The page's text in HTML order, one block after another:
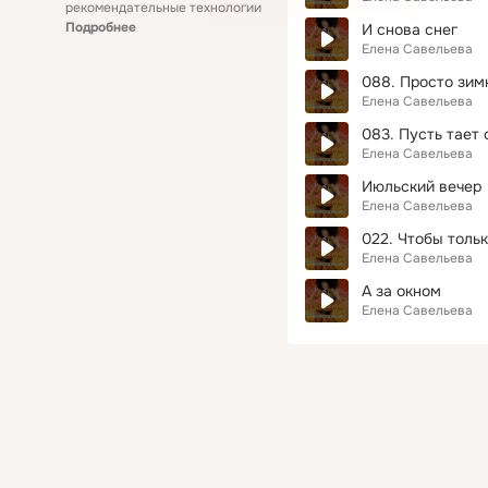
рекомендательные технологии
Подробнее
И снова снег
Елена Савельева
088. Просто
Елена Савельева
083. Пусть тает
Елена Савельева
Июльский вечер
Елена Савельева
022. Чтобы
Елена Савельева
А за окном
Елена Савельева